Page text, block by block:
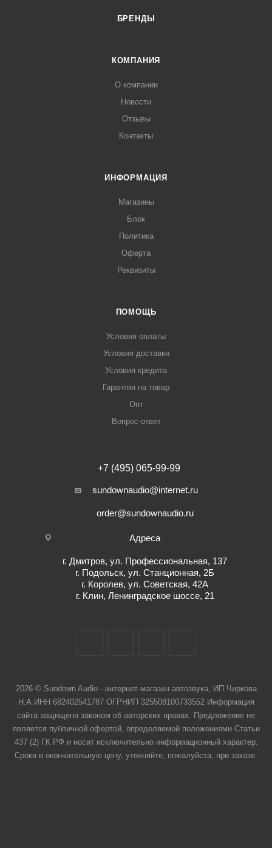
БРЕНДЫ
КОМПАНИЯ
О компании
Новости
Отзывы
Контакты
ИНФОРМАЦИЯ
Магазины
Блок
Политика
Оферта
Реквизиты
ПОМОЩЬ
Условия оплаты
Условия доставки
Условия кредита
Гарантия на товар
Опт
Вопрос-ответ
+7 (495) 065-99-99
sundownaudio@internet.ru
order@sundownaudio.ru
Адреса
г. Дмитров, ул. Профессиональная, 137
г. Подольск, ул. Станционная, 2Б
г. Королев, ул. Советская, 42А
г. Клин, Ленинградское шоссе, 21
2026 © Sundown Audio - интернет-магазин автозвука, ИП Чиркова
Н.А ИНН 682402541787 ОГРНИП 325508100733552 Информация
сайта защищена законом об авторских правах. Предложение не
является публичной офертой, определяемой положениями Статьи
437 (2) ГК РФ и носит исключительно информационный характер.
Сроки и окончательную цену, уточняйте, пожалуйста, при заказе.